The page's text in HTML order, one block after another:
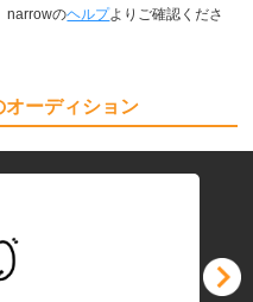
narrowのヘルプよりご確認くださ
オーディション